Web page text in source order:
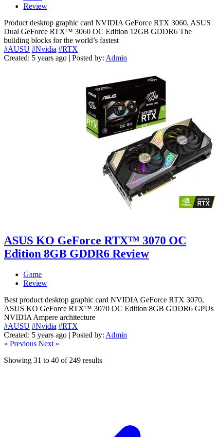
Review
Product desktop graphic card NVIDIA GeForce RTX 3060, ASUS
Dual GeForce RTX™ 3060 OC Edition 12GB GDDR6 The
building blocks for the world’s fastest
#AUSU #Nvidia #RTX
Created: 5 years ago | Posted by: Admin
ASUS KO GeForce RTX™ 3070 OC
Edition 8GB GDDR6 Review
Game
Review
Best product desktop graphic card NVIDIA GeForce RTX 3070,
ASUS KO GeForce RTX™ 3070 OC Edition 8GB GDDR6 GPUs
NVIDIA Ampere architecture
#AUSU #Nvidia #RTX
Created: 5 years ago | Posted by: Admin
« Previous Next »
Showing 31 to 40 of 249 results